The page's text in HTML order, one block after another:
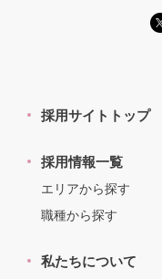
採用サイトトップ
採用情報一覧
エリアから探す
職種から探す
私たちについて